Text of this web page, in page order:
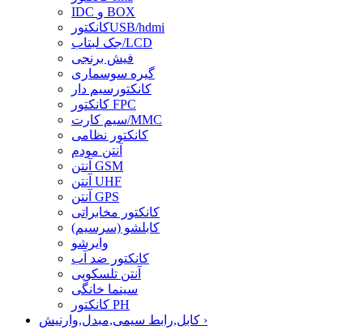
IDC و BOX
کانکتورUSB/hdmi
جک لبتاب/LCD
فیش برنجی
گیره سوسماری
کانکتورسیم دار
کانکتور FPC
سیم کارت/MMC
کانکتور نظامی
آنتن مودم
آنتن GSM
آنتن UHF
آنتن GPS
کانکتور مخابراتی
کابلشو (سرسیم)
وایرشو
کانکتور ضد آب
آنتن تلسکوپی
سینما خانگی
کانکتور PH
›